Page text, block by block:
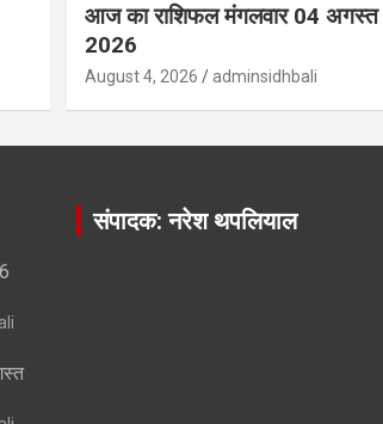
आज का राशिफल मंगलवार 04 अगस्त
2026
August 4, 2026 adminsidhbali
संपादक: नरेश थपलियाल